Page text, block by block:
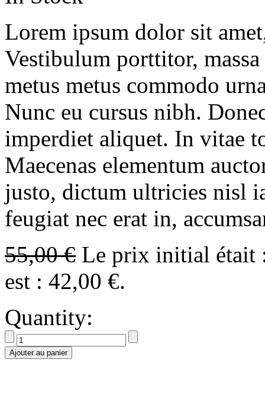
Lorem ipsum dolor sit
Vestibulum porttitor,
metus metus commodo
Nunc eu cursus nibh.
imperdiet aliquet. In vitae
Maecenas elementum
justo, dictum ultricies nisl
feugiat nec erat in,
55,00€ Le prix initial était
est : 42,00 €.
Quantity:
Ajouter au panier